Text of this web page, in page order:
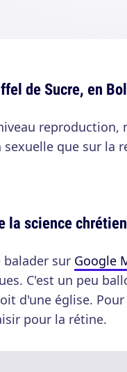
de Sucre, en
reproduction,
que sur la
la science
sur Google
C'est un peu
d'une église. Pour
pour la rétine.